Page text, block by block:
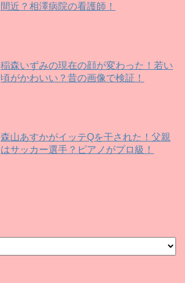
間近？相澤病院の看護師！
稲森いずみの現在の顔が変わった！若い
頃がかわいい？昔の画像で検証！
森山あすかがイッテQを干された！父親
はサッカー選手？ピアノがプロ級！